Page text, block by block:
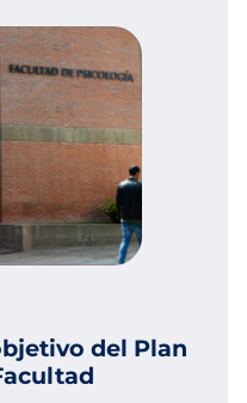
del Plan